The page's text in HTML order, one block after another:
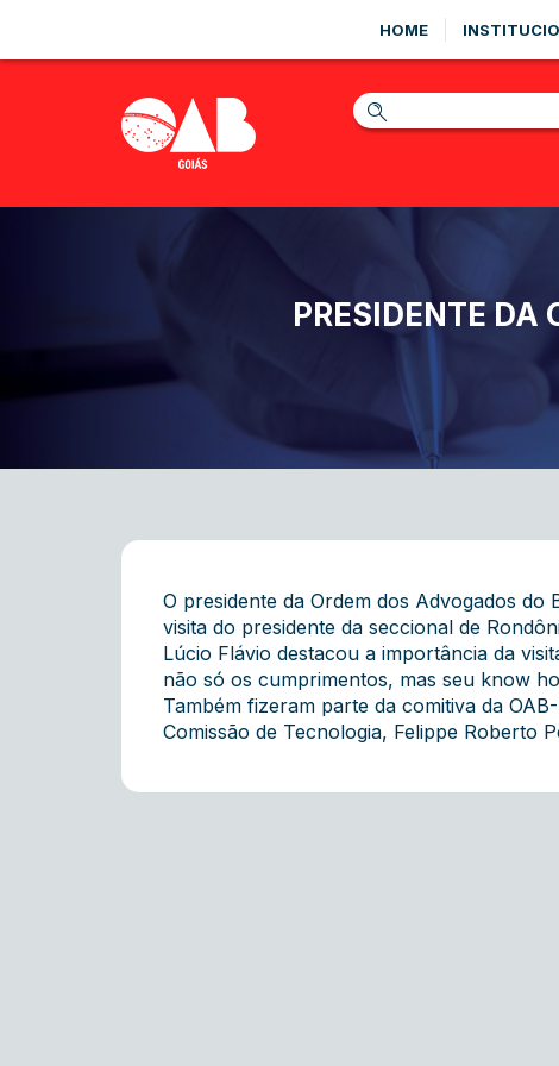
HOME
PRESIDENTE DA
O presidente da Ordem dos Advogados
visita do presidente da seccional de
Lúcio Flávio destacou a importância da
não só os cumprimentos, mas seu know
Também fizeram parte da comitiva da
Comissão de Tecnologia, Felippe Roberto